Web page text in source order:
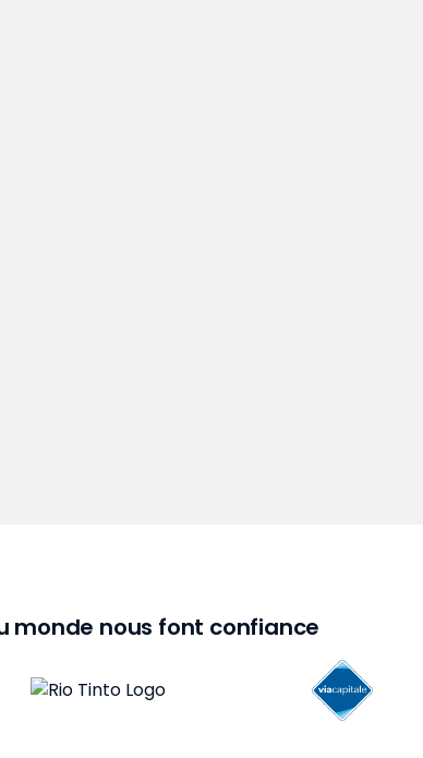
monde nous font confiance